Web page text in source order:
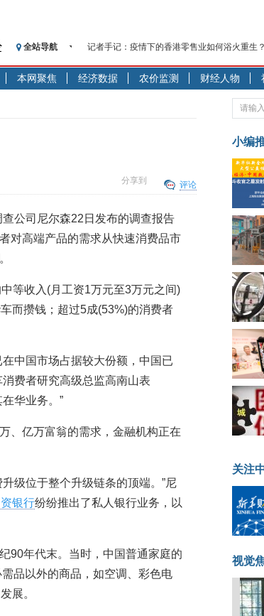
全站导航
记者手记：疫情下的香港零售业如何浴火重生？
【见·闻】疫情下一家香港传统零售商的转型突
济安金信：中国基金市场数据分析周报（2020.
【新华财经调查】同业存单、结构性存款玩起“
央行公开市场净投放300亿元 短端资金利率明显
基本面及股市双轮冲击 债市回调十年期债表现
沥青期货连续两日涨逾3% 沪银及两粕涨势喜人
恒生聚源：北斗收官之星发射成功，全产业链
济安金信：中国基金市场数据分析周报（2020.
【见·闻】疫情下，新加坡旅游业步履维艰
本网聚焦 经济数据 农价监测 财经人物
评论
分享到
公司尼尔森22日发布的调查报告
对高端产品的需求从快速消费品市
等收入(月工资1万元至3万元之间)
而攒钱；超过5成(53%)的消费者
中国市场占据较大份额，中国已
费者研究高级总监高南山表
华业务。”
、亿万富翁的需求，金融机构正在
级位于整个升级链条的顶端。”尼
银行纷纷推出了私人银行业务，以
90年代末。当时，中国普通家庭的
品以外的商品，如空调、彩色电
展。
小编
关注
视觉